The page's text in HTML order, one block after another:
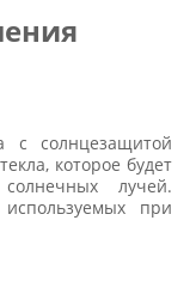
с солнцезащитой
которое будет
лучей.
используемых при